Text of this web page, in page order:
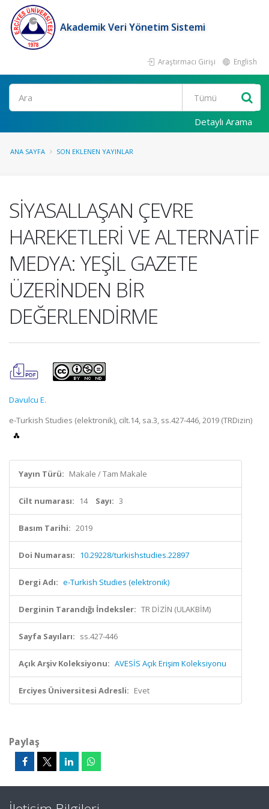
Akademik Veri Yönetim Sistemi
Araştırmacı Girişi English
Ara
Detaylı Arama
ANA SAYFA SON EKLENEN YAYINLAR
SİYASALLAŞAN ÇEVRE
HAREKETLERİ VE ALTERNATİF
MEDYA: YEŞİL GAZETE
ÜZERİNDEN BİR
DEĞERLENDİRME
Davulcu E.
e-Turkish Studies (elektronik), cilt.14, sa.3, ss.427-446, 2019 (TRDizin)
Yayın Türü: Makale / Tam Makale
Cilt numarası: 14 Sayı: 3
Basım Tarihi: 2019
Doi Numarası: 10.29228/turkishstudies.22897
Dergi Adı: e-Turkish Studies (elektronik)
Derginin Tarandığı İndeksler: TR DİZİN (ULAKBİM)
Sayfa Sayıları: ss.427-446
Açık Arşiv Koleksiyonu: AVESİS Açık Erişim Koleksiyonu
Erciyes Üniversitesi Adresli: Evet
Paylaş